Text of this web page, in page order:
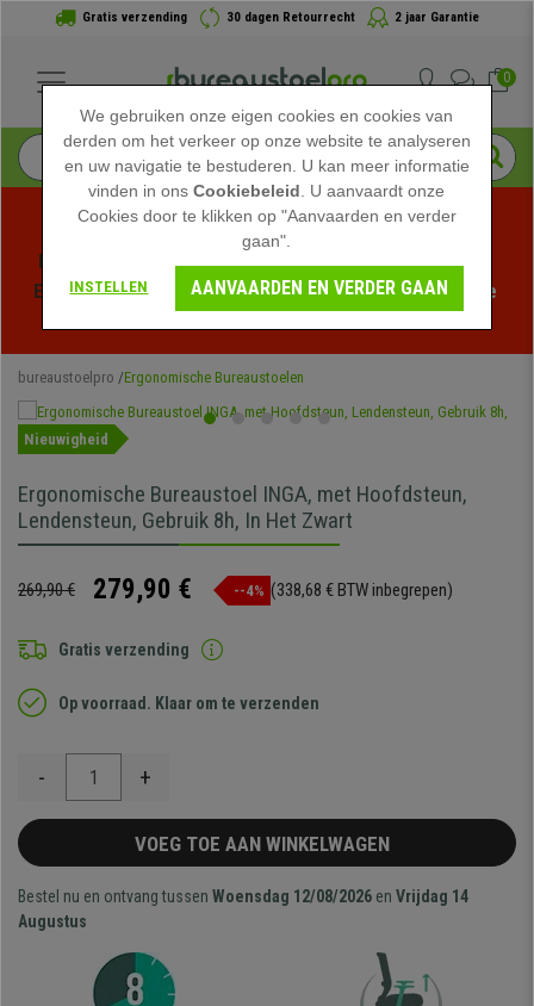
Gratis verzending 30 dagen Retourrecht 2 jaar Garantie
0
Profiteer van de Zomeruitverkoop bij bureaustoelpro!
Exclusieve kortingen voor een beperkte tijd - Bekijk de
bureaustoelpro Ergonomische Bureaustoelen
Nieuwigheid
Ergonomische Bureaustoel INGA, met Hoofdsteun,
Lendensteun, Gebruik 8h, In Het Zwart
269,90 € 279,90 € --4% (338,68 € BTW inbegrepen)
Gratis verzending
Op voorraad. Klaar om te verzenden
- +
VOEG TOE AAN WINKELWAGEN
Bestel nu en ontvang tussen Woensdag 12/08/2026 en Vrijdag 14
Augustus
We gebruiken onze eigen cookies en cookies van
derden om het verkeer op onze website te analyseren
en uw navigatie te bestuderen. U kan meer informatie
vinden in onsCookiebeleid . U aanvaardt onze
Cookies door te klikken op "Aanvaarden en verder
gaan".
INSTELLEN AANVAARDEN EN VERDER GAAN